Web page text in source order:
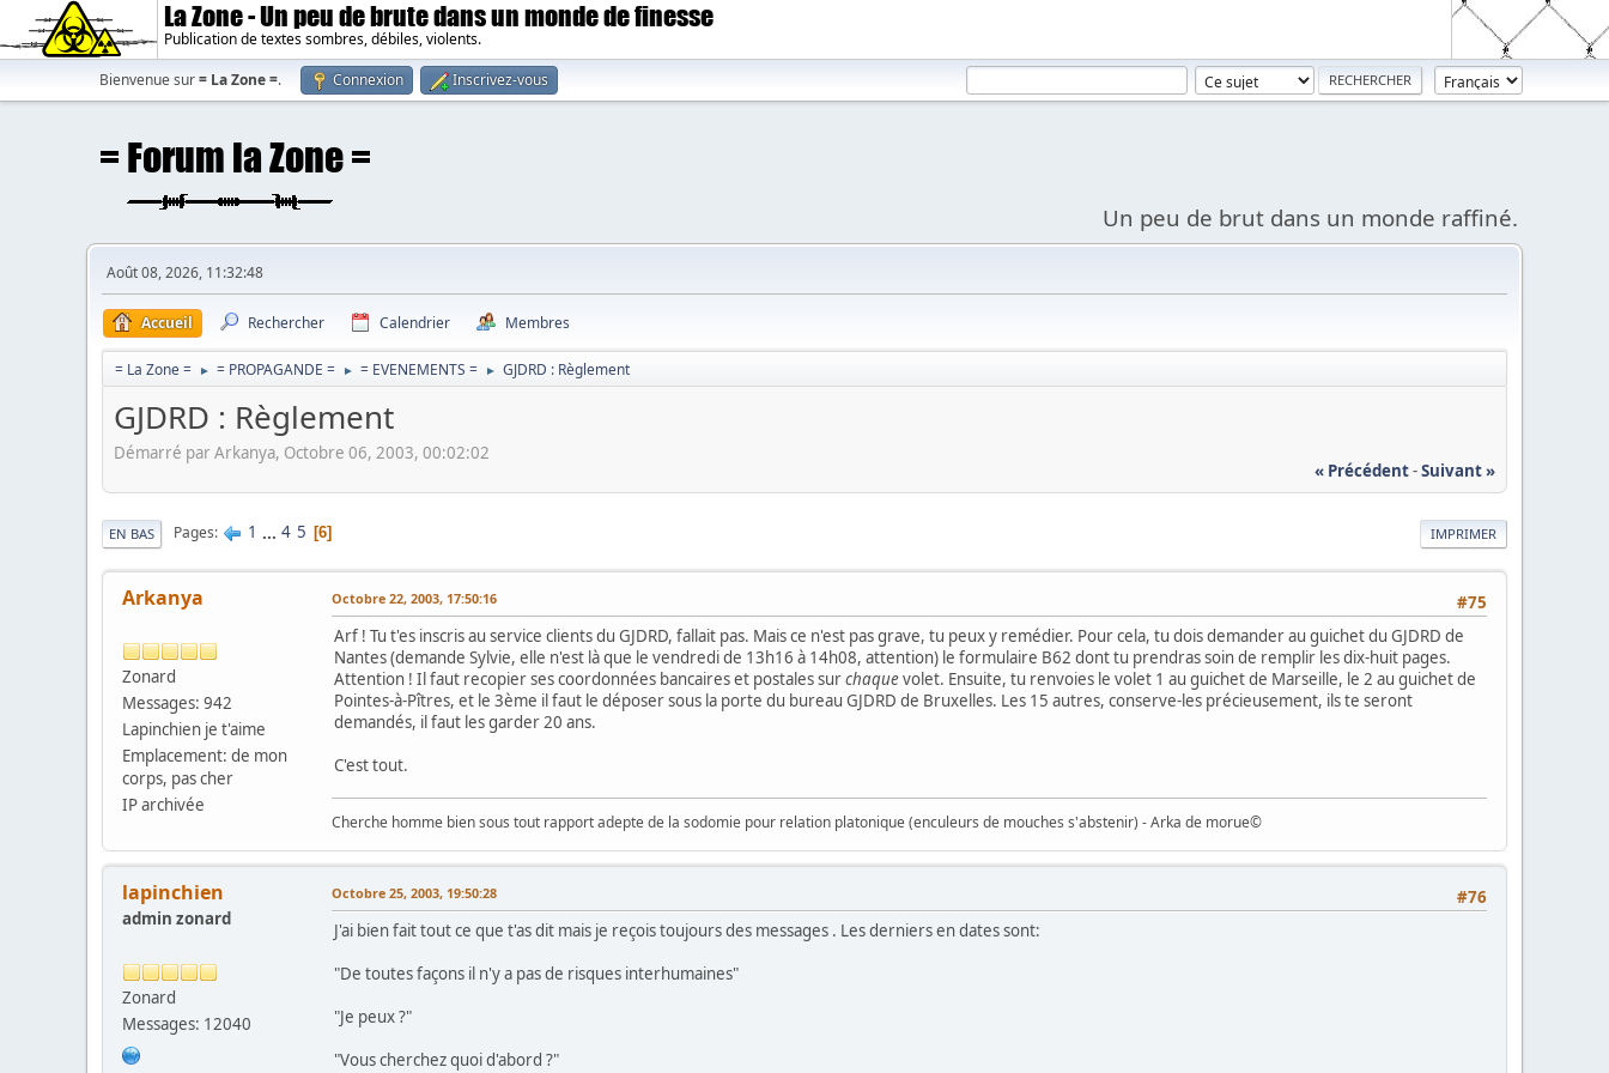
La Zone - Un peu de brute dans un monde de finesse
Publication de textes sombres, débiles, violents.
Bienvenue sur= La Zone =. Connexion Inscrivez-vous
Un peu de brut dans un monde raffiné.
Août 08, 2026, 11:32:48
Accueil Rechercher Calendrier Membres
= La Zone = ► = PROPAGANDE = ► = EVENEMENTS = ► GJDRD : Règlement
GJDRD : Règlement
Démarré par Arkanya, Octobre 06, 2003, 00:02:02
« Précédent-Suivant »
IMPRIMER
EN BAS Pages 1 ... 4 5 6
Arkanya
Zonard
Messages: 942
Lapinchien je t'aime
Emplacement: de mon
corps, pas cher
IP archivée
#75
Octobre 22, 2003, 17:50:16
Arf ! Tu t'es inscris au service clients du GJDRD, fallait pas. Mais ce n'est pas grave, tu peux y remédier. Pour cela, tu dois demander au guichet du GJDRD de
Nantes (demande Sylvie, elle n'est là que le vendredi de 13h16 à 14h08, attention) le formulaire B62 dont tu prendras soin de remplir les dix-huit pages.
Attention ! Il faut recopier ses coordonnées bancaires et postales surchaquevolet. Ensuite, tu renvoies le volet 1 au guichet de Marseille, le 2 au guichet de
Pointes-à-Pîtres, et le 3ème il faut le déposer sous la porte du bureau GJDRD de Bruxelles. Les 15 autres, conserve-les précieusement, ils te seront
demandés, il faut les garder 20 ans.
C'est tout.
Cherche homme bien sous tout rapport adepte de la sodomie pour relation platonique (enculeurs de mouches s'abstenir) - Arka de morue©
lapinchien
admin zonard
Zonard
Messages: 12040
#76
Octobre 25, 2003, 19:50:28
J'ai bien fait tout ce que t'as dit mais je reçois toujours des messages . Les derniers en dates sont:
"De toutes façons il n'y a pas de risques interhumaines"
"Je peux ?"
"Vous cherchez quoi d'abord ?"